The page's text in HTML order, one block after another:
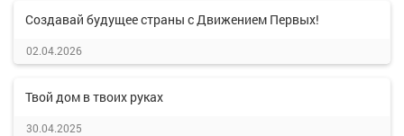
Создавай будущее страны с Движением Первых!
02.04.2026
Твой дом в твоих руках
30.04.2025